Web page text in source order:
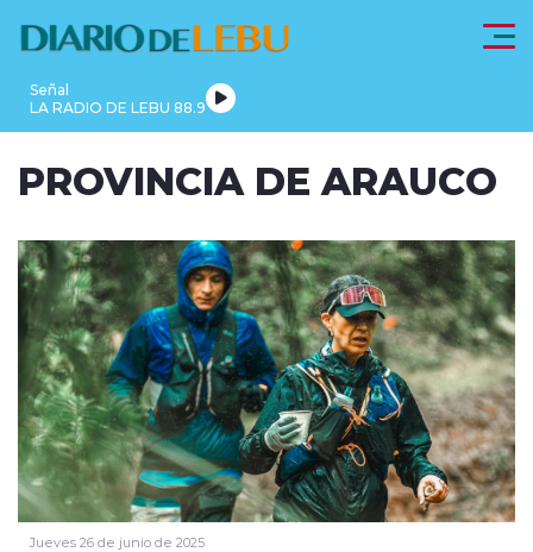
Señal
LA RADIO DE LEBU 88.9
LEBU
PROVINCIA
DE
ARAUCO
REGIONALESFRONTELACTUALIDAD
modo claro
PROVINCIA DE ARAUCO
Jueves 26 de junio de 2025